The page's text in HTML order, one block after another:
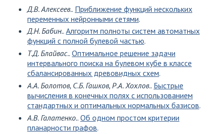
Д.В. Алексеев.. Приближение функций нескольких
переменных нейронными сетями.
Д.Н. Бабин.. Алгоритм полноты систем автоматных
функций с полной булевой частью.
Т.Д. Блайвас.. Оптимальное решение задачи
интервального поиска на булевом кубе в классе
сбалансированных древовидных схем.
А.А. Болотов, С.Б. Гашков, Р.А. Хохлов.. Быстрые
вычисления в конечных полях с использованием
стандартных и оптимальных нормальных базисов.
А.В. Галатенко.. Об одном простом критерии
планарности графов.